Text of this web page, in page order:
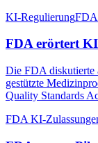
KI-RegulierungFDA
FDA erörtert
Die FDA diskutierte
gestützte
Quality Standards
FDA KI-